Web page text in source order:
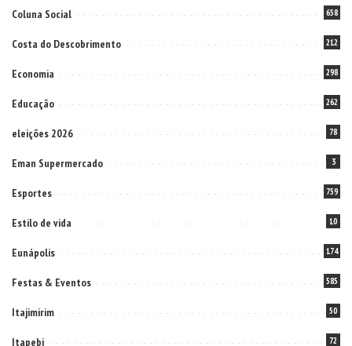
Coluna Social 658
Costa do Descobrimento 212
Economia 298
Educação 262
eleições 2026 78
Eman Supermercado 3
Esportes 759
Estilo de vida 10
Eunápolis 174
Festas & Eventos 585
Itajimirim 50
Itapebi 72